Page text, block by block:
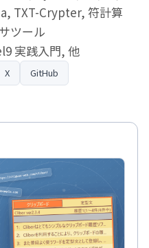
TXT-Crypter, 符計算
ツール
実践入門, 他
X GitHub